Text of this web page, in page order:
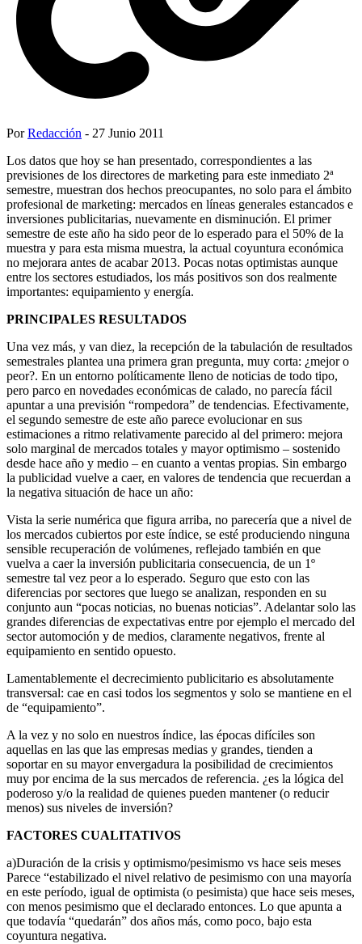
PorRedacción - 27 Junio 2011
Los datos que hoy se han presentado, correspondientes a las
previsiones de los directores de marketing para este inmediato 2ª
semestre, muestran dos hechos preocupantes, no solo para el ámbito
profesional de marketing: mercados en líneas generales estancados e
inversiones publicitarias, nuevamente en disminución. El primer
semestre de este año ha sido peor de lo esperado para el 50% de la
muestra y para esta misma muestra, la actual coyuntura económica
no mejorara antes de acabar 2013. Pocas notas optimistas aunque
entre los sectores estudiados, los más positivos son dos realmente
importantes: equipamiento y energía.
PRINCIPALES RESULTADOS
Una vez más, y van diez, la recepción de la tabulación de resultados
semestrales plantea una primera gran pregunta, muy corta: ¿mejor o
peor?. En un entorno políticamente lleno de noticias de todo tipo,
pero parco en novedades económicas de calado, no parecía fácil
apuntar a una previsión “rompedora” de tendencias. Efectivamente,
el segundo semestre de este año parece evolucionar en sus
estimaciones a ritmo relativamente parecido al del primero: mejora
solo marginal de mercados totales y mayor optimismo – sostenido
desde hace año y medio – en cuanto a ventas propias. Sin embargo
la publicidad vuelve a caer, en valores de tendencia que recuerdan a
la negativa situación de hace un año:
Vista la serie numérica que figura arriba, no parecería que a nivel de
los mercados cubiertos por este índice, se esté produciendo ninguna
sensible recuperación de volúmenes, reflejado también en que
vuelva a caer la inversión publicitaria consecuencia, de un 1º
semestre tal vez peor a lo esperado. Seguro que esto con las
diferencias por sectores que luego se analizan, responden en su
conjunto aun “pocas noticias, no buenas noticias”. Adelantar solo las
grandes diferencias de expectativas entre por ejemplo el mercado del
sector automoción y de medios, claramente negativos, frente al
equipamiento en sentido opuesto.
Lamentablemente el decrecimiento publicitario es absolutamente
transversal: cae en casi todos los segmentos y solo se mantiene en el
de “equipamiento”.
A la vez y no solo en nuestros índice, las épocas difíciles son
aquellas en las que las empresas medias y grandes, tienden a
soportar en su mayor envergadura la posibilidad de crecimientos
muy por encima de la sus mercados de referencia. ¿es la lógica del
poderoso y/o la realidad de quienes pueden mantener (o reducir
menos) sus niveles de inversión?
FACTORES CUALITATIVOS
a)Duración de la crisis y optimismo/pesimismo vs hace seis meses
Parece “estabilizado el nivel relativo de pesimismo con una mayoría
en este período, igual de optimista (o pesimista) que hace seis meses,
con menos pesimismo que el declarado entonces. Lo que apunta a
que todavía “quedarán” dos años más, como poco, bajo esta
coyuntura negativa.